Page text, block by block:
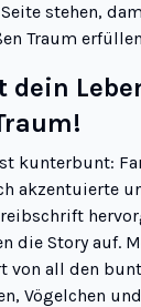
stehen,
Traum
dein
kunterbunt:
akzentuierte
die Story auf.
von all den
Vögelchen